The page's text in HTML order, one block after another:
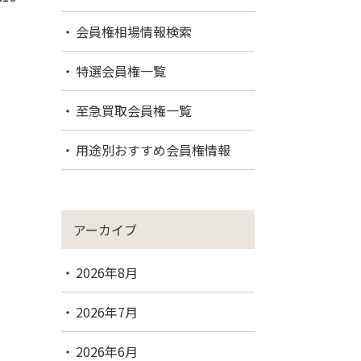
会員権相場情報検索
特選会員権一覧
至急買取会員権一覧
用途別おすすめ会員権情報
アーカイブ
2026年8月
2026年7月
2026年6月